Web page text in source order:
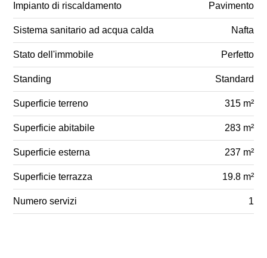
Impianto di riscaldamento Pavimento
Sistema sanitario ad acqua calda Nafta
Stato dell'immobile Perfetto
Standing Standard
Superficie terreno 315 m²
Superficie abitabile 283 m²
Superficie esterna 237 m²
Superficie terrazza 19.8 m²
Numero servizi 1